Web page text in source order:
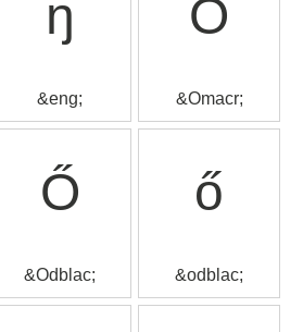
ŋ
&eng;
Ō
&Omacr;
Ő
&Odblac;
ő
&odblac;